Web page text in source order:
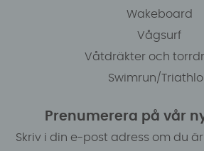
Wakeboard
Vågsurf
Våtdräkter och
Swimrun/
Prenumerera på vår
Skriv i din e-post adress om du